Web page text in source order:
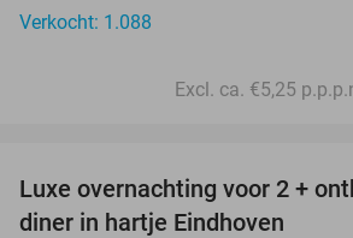
Verkocht: 1.088
Excl. ca. €5,25
Luxe overnachting voor 2 +
diner in hartje Eindhoven